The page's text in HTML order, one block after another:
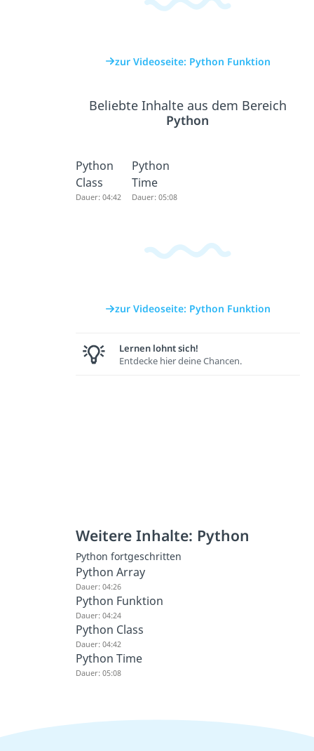
zur Videoseite: Python Funktion
Beliebte Inhalte aus dem Bereich
Python
Python
Class
Dauer: 04:42
Python
Time
Dauer: 05:08
zur Videoseite: Python Funktion
Lernen lohnt sich!
Entdecke hier deine Chancen.
Weitere Inhalte: Python
Python fortgeschritten
Python Array
Dauer: 04:26
Python Funktion
Dauer: 04:24
Python Class
Dauer: 04:42
Python Time
Dauer: 05:08